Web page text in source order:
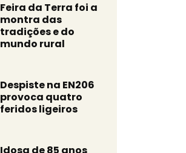
Feira da Terra foi a
montra das
tradições e do
mundo rural
Despiste na EN206
provoca quatro
feridos ligeiros